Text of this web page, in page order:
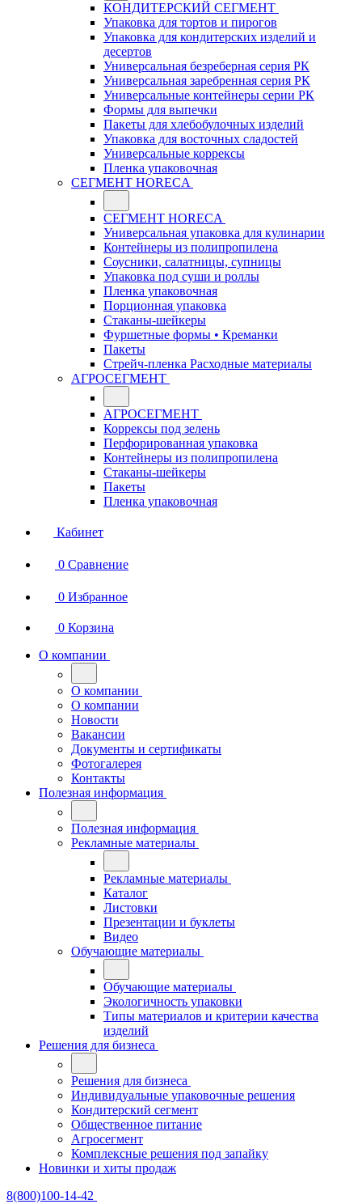
КОНДИТЕРСКИЙ СЕГМЕНТ
Упаковка для тортов и пирогов
Упаковка для кондитерских изделий и
десертов
Универсальная безреберная серия РК
Универсальная заребренная серия РК
Универсальные контейнеры серии РК
Формы для выпечки
Пакеты для хлебобулочных изделий
Упаковка для восточных сладостей
Универсальные коррексы
Пленка упаковочная
СЕГМЕНТ HORECA
СЕГМЕНТ HORECA
Универсальная упаковка для кулинарии
Контейнеры из полипропилена
Соусники, салатницы, супницы
Упаковка под суши и роллы
Пленка упаковочная
Порционная упаковка
Стаканы-шейкеры
Фуршетные формы • Креманки
Пакеты
Стрейч-пленка Расходные материалы
АГРОСЕГМЕНТ
АГРОСЕГМЕНТ
Коррексы под зелень
Перфорированная упаковка
Контейнеры из полипропилена
Стаканы-шейкеры
Пакеты
Пленка упаковочная
Кабинет
0 Сравнение
0 Избранное
0 Корзина
О компании
О компании
О компании
Новости
Вакансии
Документы и сертификаты
Фотогалерея
Контакты
Полезная информация
Полезная информация
Рекламные материалы
Рекламные материалы
Каталог
Листовки
Презентации и буклеты
Видео
Обучающие материалы
Обучающие материалы
Экологичность упаковки
Типы материалов и критерии качества
изделий
Решения для бизнеса
Решения для бизнеса
Индивидуальные упаковочные решения
Кондитерский сегмент
Общественное питание
Агросегмент
Комплексные решения под запайку
Новинки и хиты продаж
8(800)100-14-42